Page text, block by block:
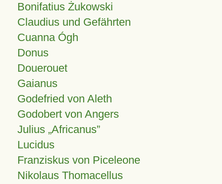
Bonifatius Żukowski
Claudius und Gefährten
Cuanna Ógh
Donus
Douerouet
Gaianus
Godefried von Aleth
Godobert von Angers
Julius Africanus
Lucidus
Franziskus von Piceleone
Nikolaus Thomacellus